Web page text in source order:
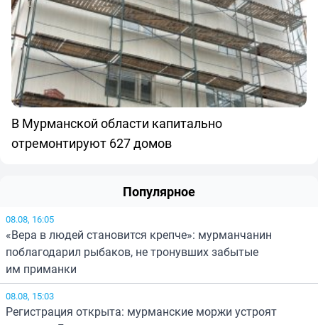
В Мурманской области капитально
отремонтируют 627 домов
Популярное
08.08, 16:05
«Вера в людей становится крепче»: мурманчанин
поблагодарил рыбаков, не тронувших забытые
им приманки
08.08, 15:03
Регистрация открыта: мурманские моржи устроят